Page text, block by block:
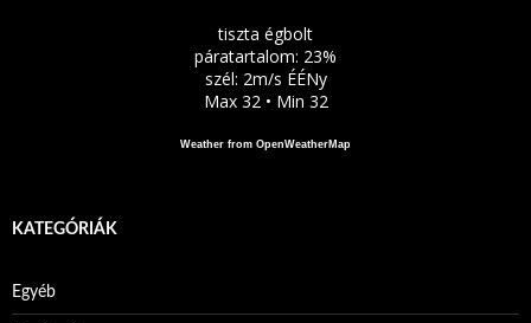
tiszta égbolt
páratartalom: 23%
szél: 2m/s ÉÉNy
Max 32 • Min 32
Weather from OpenWeatherMap
KATEGÓRIÁK
Egyéb